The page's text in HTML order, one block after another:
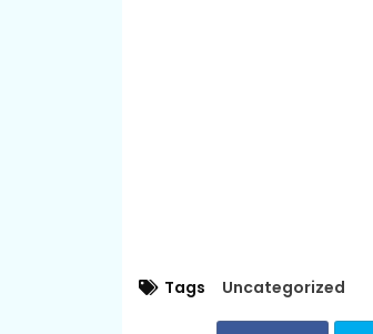
Tags Uncategorized